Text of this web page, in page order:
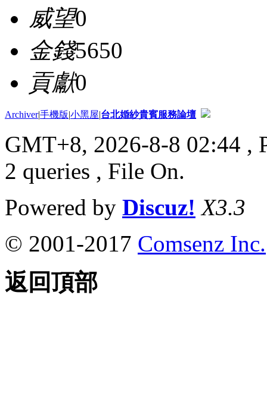
威望0
金錢5650
貢獻0
Archiver|手機版|小黑屋|台北婚紗貴賓服務論壇
GMT+8, 2026-8-8 02:44 ,
2 queries , File On.
Powered by Discuz! X3.3
© 2001-2017 Comsenz Inc.
返回頂部